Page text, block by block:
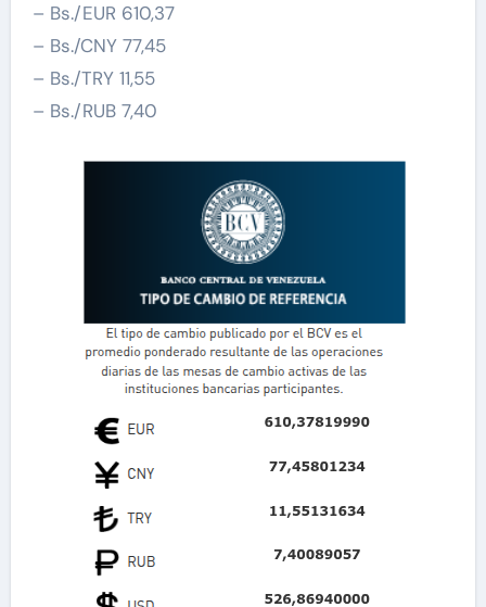
– Bs./EUR 610,37
– Bs./CNY 77,45
– Bs./TRY 11,55
– Bs./RUB 7,40